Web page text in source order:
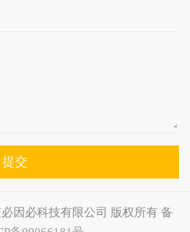
提交
因必科技有限公司 版权所有 备